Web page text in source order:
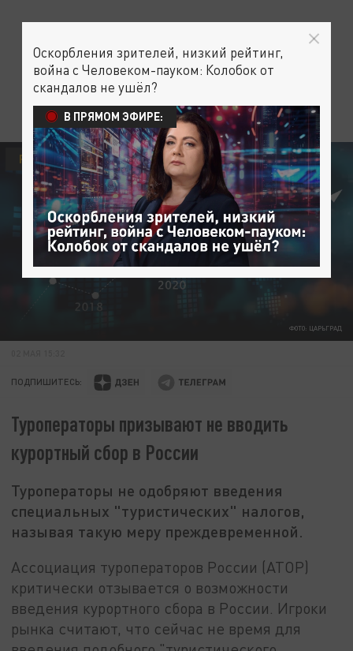
ФОТО: ЦАРЬГРАД
РОССИЯ ТУРИЗМ ЭКОНОМИКА
ПОДПИШИТЕСЬ:
Туроператоры призывают не вводить
курортный сбор в России
Туроператоры не одобряют введения
специальных "туристических" налогов,
называя такую меру преждевременной.
Ассоциация туроператоров России (АТОР)
критически отзывается о возможности
введения курортного сбора в России. Игроки
рынка считают, что сейчас не время для
Оскорбления зрителей, низкий рейтинг,
война с Человеком-пауком: Колобок от
скандалов не ушёл?
В ПРЯМОМ ЭФИРЕ: